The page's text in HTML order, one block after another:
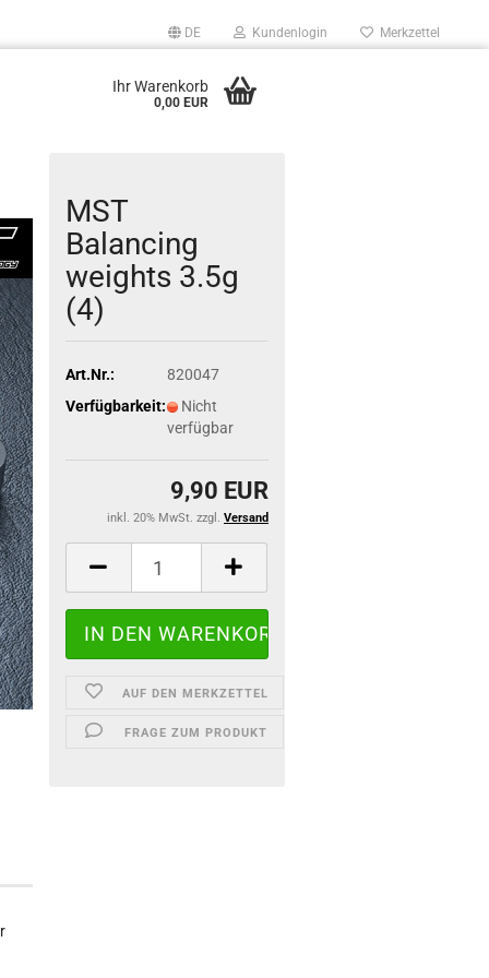
DE Kundenlogin Merkzettel
Ihr Warenkorb
0,00 EUR
MST
Balancing
weights 3.5g
(4)
Art.Nr.:
820047
Verfügbarkeit:
Nicht
verfügbar
9,90 EUR
inkl. 20% MwSt. zzgl. Versand
AUF DEN MERKZETTEL
FRAGE ZUM PRODUKT